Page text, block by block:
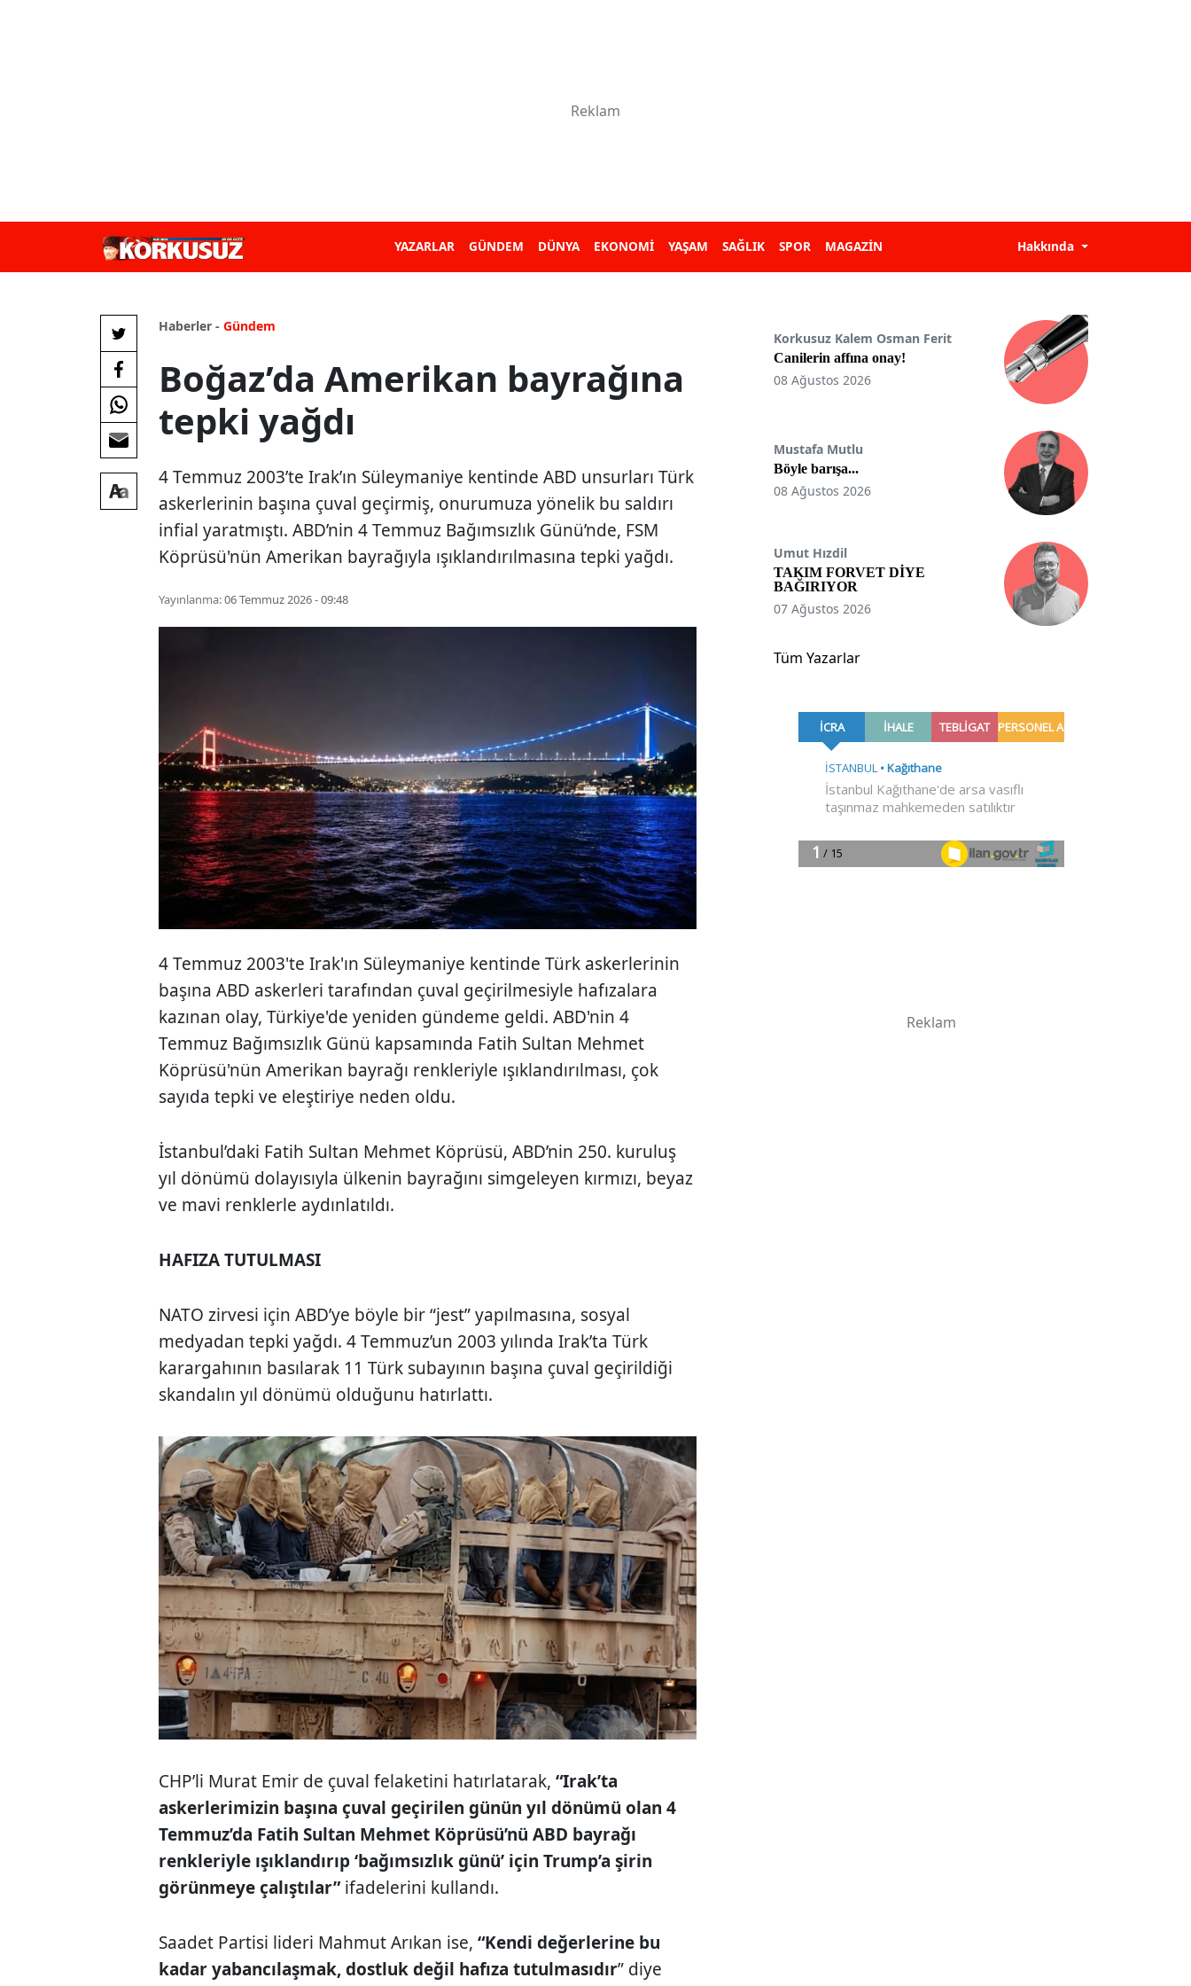
YAZARLAR GÜNDEM DÜNYA EKONOMİ YAŞAM SAĞLIK SPOR MAGAZİN Hakkında
Haberler - Gündem
Boğaz’da Amerikan bayrağına
tepki yağdı
4 Temmuz 2003’te Irak’ın Süleymaniye kentinde ABD unsurları Türk
askerlerinin başına çuval geçirmiş, onurumuza yönelik bu saldırı
infial yaratmıştı. ABD’nin 4 Temmuz Bağımsızlık Günü’nde, FSM
Köprüsü'nün Amerikan bayrağıyla ışıklandırılmasına tepki yağdı.
Yayınlanma:06 Temmuz 2026 - 09:48
4 Temmuz 2003'te Irak'ın Süleymaniye kentinde Türk askerlerinin
başına ABD askerleri tarafından çuval geçirilmesiyle hafızalara
kazınan olay, Türkiye'de yeniden gündeme geldi. ABD'nin 4
Temmuz Bağımsızlık Günü kapsamında Fatih Sultan Mehmet
Köprüsü'nün Amerikan bayrağı renkleriyle ışıklandırılması, çok
sayıda tepki ve eleştiriye neden oldu.
İstanbul’daki Fatih Sultan Mehmet Köprüsü, ABD’nin 250. kuruluş
yıl dönümü dolayısıyla ülkenin bayrağını simgeleyen kırmızı, beyaz
ve mavi renklerle aydınlatıldı.
HAFIZA TUTULMASI
NATO zirvesi için ABD’ye böyle bir “jest” yapılmasına, sosyal
medyadan tepki yağdı. 4 Temmuz’un 2003 yılında Irak’ta Türk
karargahının basılarak 11 Türk subayının başına çuval geçirildiği
skandalın yıl dönümü olduğunu hatırlattı.
CHP’li Murat Emir de çuval felaketini hatırlatarak, “Irak’ta
askerlerimizin başına çuval geçirilen günün yıl dönümü olan 4
Temmuz’da Fatih Sultan Mehmet Köprüsü’nü ABD bayrağı
renkleriyle ışıklandırıp ‘bağımsızlık günü’ için Trump’a şirin
görünmeye çalıştılar”ifadelerini kullandı.
Saadet Partisi lideri Mahmut Arıkan ise, “Kendi değerlerine bu
kadar yabancılaşmak, dostluk değil hafıza tutulmasıdır” diye
Korkusuz Kalem Osman Ferit
Canilerin affına onay!
08 Ağustos 2026
Mustafa Mutlu
Böyle barışa...
08 Ağustos 2026
Umut Hızdil
TAKIM FORVET DİYE
BAĞIRIYOR
07 Ağustos 2026
Tüm Yazarlar